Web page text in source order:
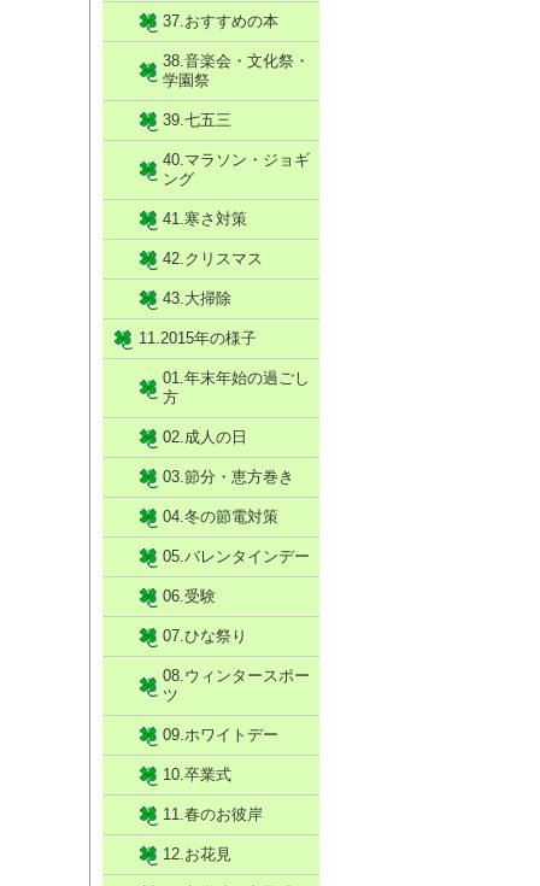
37.おすすめの本
38.音楽会・文化祭・
学園祭
39.七五三
40.マラソン・ジョギ
ング
41.寒さ対策
42.クリスマス
43.大掃除
11.2015年の様子
01.年末年始の過ごし
方
02.成人の日
03.節分・恵方巻き
04.冬の節電対策
05.バレンタインデー
06.受験
07.ひな祭り
08.ウィンタースポー
ツ
09.ホワイトデー
10.卒業式
11.春のお彼岸
12.お花見